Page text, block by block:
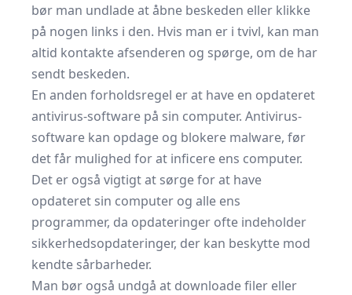
bør man undlade at åbne beskeden eller klikke
på nogen links i den. Hvis man er i tvivl, kan man
altid kontakte afsenderen og spørge, om de har
sendt beskeden.
En anden forholdsregel er at have en opdateret
antivirus-software på sin computer. Antivirus-
software kan opdage og blokere malware, før
det får mulighed for at inficere ens computer.
Det er også vigtigt at sørge for at have
opdateret sin computer og alle ens
programmer, da opdateringer ofte indeholder
sikkerhedsopdateringer, der kan beskytte mod
kendte sårbarheder.
Man bør også undgå at downloade filer eller